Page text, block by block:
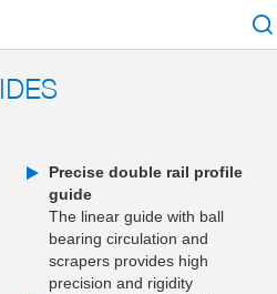
Linear actuators
Precise double rail profile
guide
The linear guide with ball
bearing circulation and
scrapers provides high
precision and rigidity